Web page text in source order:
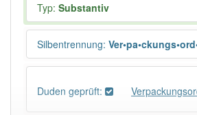
Typ: Substantiv
Silbentrennung:
Duden geprüft: